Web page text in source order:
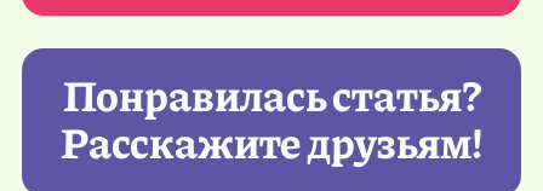
Понравилась статья?
Расскажите друзьям!